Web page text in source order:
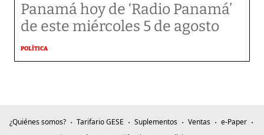
Panamá hoy de ‘Radio Panamá’
de este miércoles 5 de agosto
POLÍTICA
¿Quiénes somos? Tarifario GESE Suplementos Ventas
e-Paper